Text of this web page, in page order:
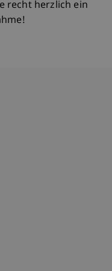
recht herzlich ein